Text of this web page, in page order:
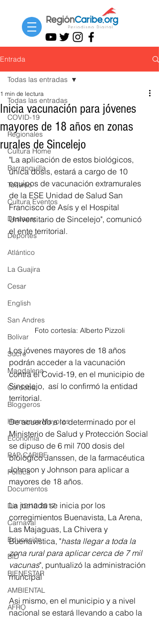
Entrada
Todas las entradas
COVID-19
Regionales
Cultura Home
Barranquilla
Turismo
Cultura Eventos
Destacar
Deportes
Atlántico
La Guajira
Cesar
English
San Andres
Bolívar
Sucre
Magdalena
Córdoba
Bloggeros
Hermanos Mayores
Economía
RAP CARIBE
Política
Documentos
Día 10/10 2017
Carnaval
Educación
BID
BIENESTAR
AMBIENTAL
AFRO
Todas las entradas
Inicia vacunación para jóvenes
mayores de 18 años en zonas
rurales de Sincelejo
1 min de lectura
"La aplicación de estos biológicos,
única dosis, estará a cargo de 10
equipos de vacunación extramurales
de la ESE Unidad de Salud San
Francisco de Asís y el Hospital
Universitario de Sincelejo", comunicó
el ente territorial.
Foto cortesía: Alberto Pizzoli
Los jóvenes mayores de 18 años
podrán acceder a la vacunación
contra el Covid-19, en el municipio de
Sincelejo,  así lo confirmó la entidad
territorial.
De acuerdo a lo determinado por el
Ministerio de Salud y Protección Social
se dipuso de 6 mil 700 dosis del
biológico Janssen, de la farmacéutica
Johnson y Johnson para aplicar a
mayores de 18 años.
La jornada se inicia por los
corregimientos Buenavista, La Arena,
Las Majaguas, La Chivera y
Buenavistica, "hasta llegar a toda la
zona rural para aplicar cerca de 7 mil
vacunas", puntualizó la administración
muncipal
Asi mismo, en el municipio y a nivel
nacional se estará llevando a cabo la